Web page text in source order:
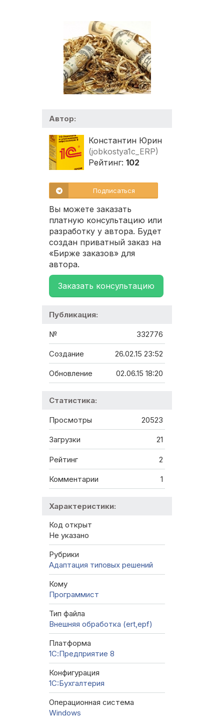
Автор:
Константин Юрин
(jobkostya1c_ERP)
Рейтинг: 102
Подписаться
Вы можете заказать
платную консультацию или
разработку у автора. Будет
создан приватный заказ на
«Бирже заказов» для
автора.
Заказать консультацию
Публикация:
№ 332776
Создание 26.02.15 23:52
Обновление 02.06.15 18:20
Статистика:
Просмотры 20523
Загрузки 21
Рейтинг 2
Комментарии 1
Характеристики:
Код открыт
Не указано
Рубрики
Адаптация типовых решений
Кому
Программист
Тип файла
Внешняя обработка (ert,epf)
Платформа
1С:Предприятие 8
Конфигурация
1C:Бухгалтерия
Операционная система
Windows